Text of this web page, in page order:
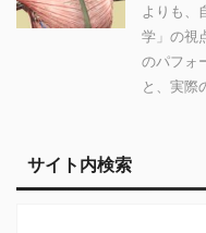
よりも、
学」の視
のパフォ
と、実際
サイト内検索